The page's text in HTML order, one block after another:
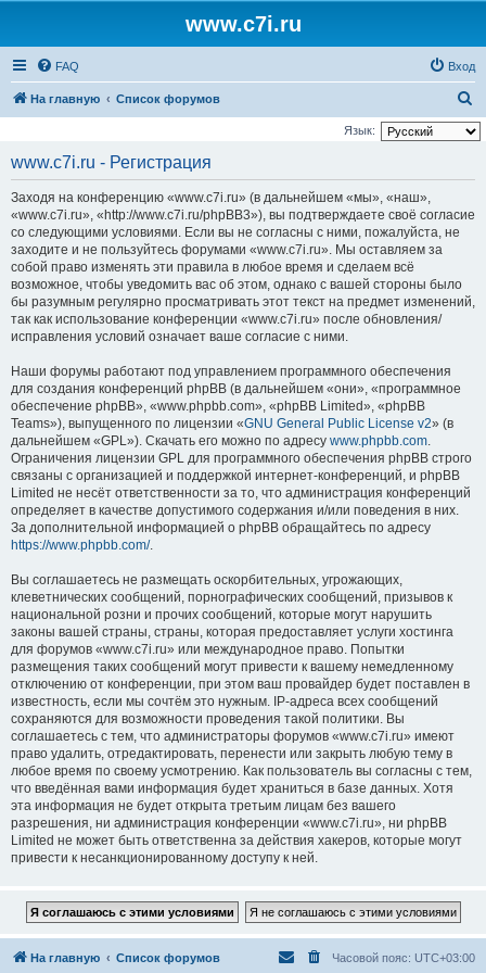
www.c7i.ru
FAQ Вход
На главную Список форумов
о
Язык:
www.c7i.ru - Регистрация
Заходя на конференцию «www.c7i.ru» (в дальнейшем «мы», «наш»,
«www.c7i.ru», «http://www.c7i.ru/phpBB3»), вы подтверждаете своё согласие
со следующими условиями. Если вы не согласны с ними, пожалуйста, не
заходите и не пользуйтесь форумами «www.c7i.ru». Мы оставляем за
собой право изменять эти правила в любое время и сделаем всё
возможное, чтобы уведомить вас об этом, однако с вашей стороны было
бы разумным регулярно просматривать этот текст на предмет изменений,
так как использование конференции «www.c7i.ru» после обновления/
исправления условий означает ваше согласие с ними.
Наши форумы работают под управлением программного обеспечения
для создания конференций phpBB (в дальнейшем «они», «программное
обеспечение phpBB», «www.phpbb.com», «phpBB Limited», «phpBB
Teams»), выпущенного по лицензии «GNU General Public License v2» (в
дальнейшем «GPL»). Скачать его можно по адресу www.phpbb.com.
Ограничения лицензии GPL для программного обеспечения phpBB строго
связаны с организацией и поддержкой интернет-конференций, и phpBB
Limited не несёт ответственности за то, что администрация конференций
определяет в качестве допустимого содержания и/или поведения в них.
За дополнительной информацией о phpBB обращайтесь по адресу
https://www.phpbb.com/.
Вы соглашаетесь не размещать оскорбительных, угрожающих,
клеветнических сообщений, порнографических сообщений, призывов к
национальной розни и прочих сообщений, которые могут нарушить
законы вашей страны, страны, которая предоставляет услуги хостинга
для форумов «www.c7i.ru» или международное право. Попытки
размещения таких сообщений могут привести к вашему немедленному
отключению от конференции, при этом ваш провайдер будет поставлен в
известность, если мы сочтём это нужным. IP-адреса всех сообщений
сохраняются для возможности проведения такой политики. Вы
соглашаетесь с тем, что администраторы форумов «www.c7i.ru» имеют
право удалить, отредактировать, перенести или закрыть любую тему в
любое время по своему усмотрению. Как пользователь вы согласны с тем,
что введённая вами информация будет храниться в базе данных. Хотя
эта информация не будет открыта третьим лицам без вашего
разрешения, ни администрация конференции «www.c7i.ru», ни phpBB
Limited не может быть ответственна за действия хакеров, которые могут
привести к несанкционированному доступу к ней.
На главную Список форумов Часовой пояс: UTC+03:00